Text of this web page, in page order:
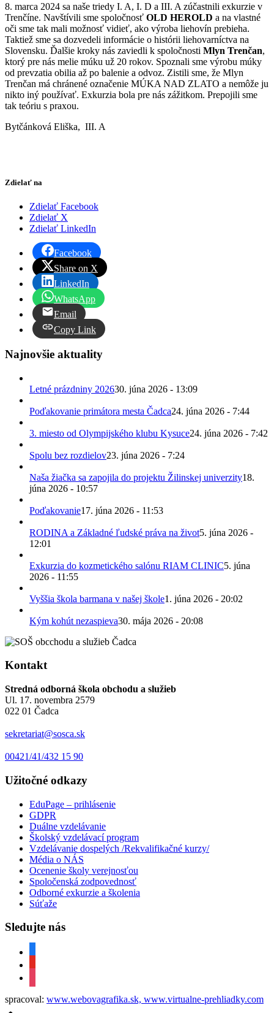
8. marca 2024 sa naše triedy I. A, I. D a III. A zúčastnili exkurzie v
Trenčíne. Navštívili sme spoločnosť OLD HEROLD a na vlastné
oči sme tak mali možnosť vidieť, ako výroba liehovín prebieha.
Taktiež sme sa dozvedeli informácie o histórii liehovarníctva na
Slovensku. Ďalšie kroky nás zaviedli k spoločnosti Mlyn Trenčan,
ktorý pre nás melie múku už 20 rokov. Spoznali sme výrobu múky
od prevzatia obilia až po balenie a odvoz. Zistili sme, že Mlyn
Trenčan má chránené označenie MÚKA NAD ZLATO a nemôže ju
nikto iný používať. Exkurzia bola pre nás zážitkom. Prepojili sme
tak teóriu s praxou.
Bytčánková Eliška, III. A
Zdielať na
Zdielať Facebook
Zdielať X
Zdielať LinkedIn
Facebook
Share on X
LinkedIn
WhatsApp
Email
Copy Link
Najnovšie aktuality
Letné prázdniny 202630. júna 2026 - 13:09
Poďakovanie primátora mesta Čadca24. júna 2026 - 7:44
3. miesto od Olympijského klubu Kysuce24. júna 2026 - 7:42
Spolu bez rozdielov23. júna 2026 - 7:24
Naša žiačka sa zapojila do projektu Žilinskej univerzity18.
júna 2026 - 10:57
Poďakovanie17. júna 2026 - 11:53
RODINA a Základné ľudské práva na život5. júna 2026 -
12:01
Exkurzia do kozmetického salónu RIAM CLINIC5. júna
2026 - 11:55
Vyššia škola barmana v našej škole1. júna 2026 - 20:02
Kým kohút nezaspieva30. mája 2026 - 20:08
Kontakt
Stredná odborná škola obchodu a služieb
Ul. 17. novembra 2579
022 01 Čadca
sekretariat@sosca.sk
00421/41/432 15 90
Užitočné odkazy
EduPage – prihlásenie
GDPR
Duálne vzdelávanie
Školský vzdelávací program
Vzdelávanie dospelých /Rekvalifikačné kurzy/
Média o NÁS
Ocenenie školy verejnosťou
Spoločenská zodpovednosť
Odborné exkurzie a školenia
Súťaže
Sledujte nás
spracoval: www.webovagrafika.sk, www.virtualne-prehliadky.com